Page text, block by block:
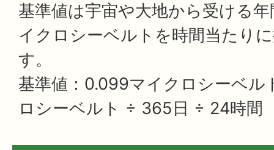
基準値は宇宙や大地から受ける
イクロシーベルトを時間当たり
す。
基準値：0.099マイクロシーベ
ロシーベルト ÷ 365日 ÷ 24時間